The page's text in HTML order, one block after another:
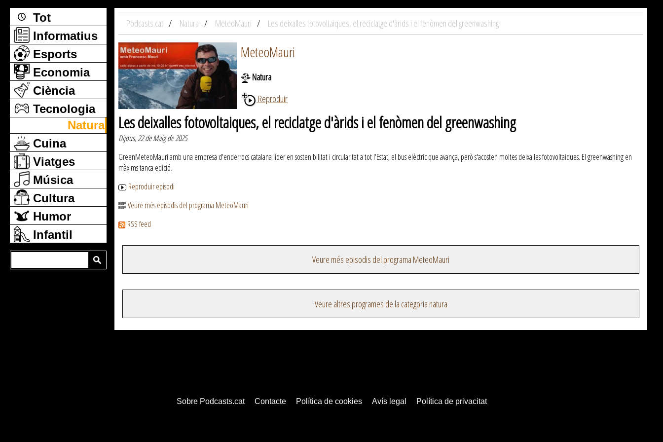
Tot
Informatius
Esports
Economia
Ciència
Tecnologia
Natura
Cuina
Viatges
Música
Cultura
Humor
Infantil
Podcasts.cat Natura MeteoMauri Les deixalles fotovoltaiques, el reciclatge d'àrids i el fenòmen del greenwashing
MeteoMauri
Natura
Reproduir
Les deixalles fotovoltaiques, el reciclatge d'àrids i el fenòmen del greenwashing
Dijous, 22 de Maig de 2025
GreenMeteoMauri amb una empresa d'enderrocs catalana líder en sostenibilitat i circularitat a tot l'Estat, el bus elèctric que avança, però s'acosten moltes deixalles fotovoltaiques. El greenwashing en
màxims tanca edició.
Reproduir episodi
Veure més episodis del programa MeteoMauri
RSS feed
Veure més episodis del programa MeteoMauri
Veure altres programes de la categoria natura
Sobre Podcasts.cat Contacte Política de cookies Avís legal Política de privacitat